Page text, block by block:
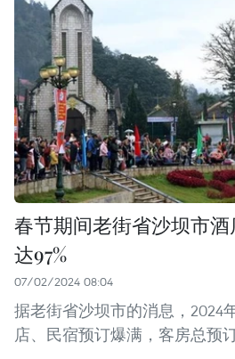
春节期间老街省沙坝市
达97%
07/02/2024 08:04
据老街省沙坝市的消息，2024
店、民宿预订爆满，客房总预